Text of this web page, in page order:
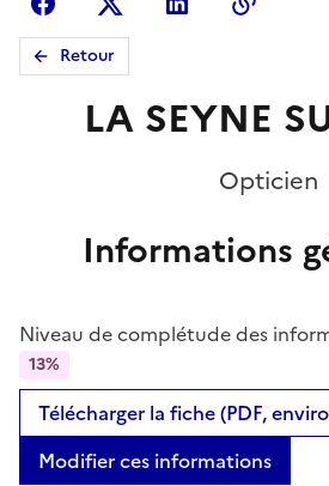
Retour
LA SEYNE
Opticien
Informations
Niveau de complétude des
13%
Télécharger la fiche (PDF,
Modifier ces informations